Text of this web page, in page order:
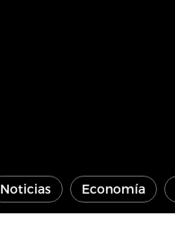
Noticias Economía